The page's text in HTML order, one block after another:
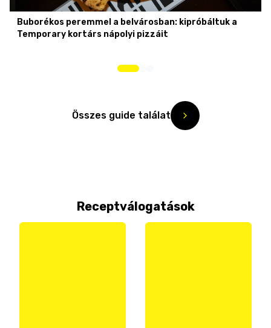
Buborékos peremmel a belvárosban: kipróbáltuk a
Temporary kortárs nápolyi pizzáit
Összes guide találat
Receptválogatások